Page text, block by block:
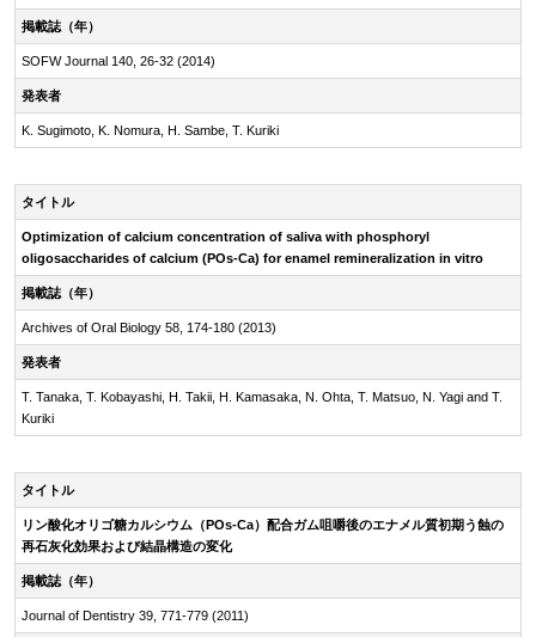
掲載誌（年）
SOFW Journal 140, 26-32 (2014)
発表者
K. Sugimoto, K. Nomura, H. Sambe, T. Kuriki
タイトル
Optimization of calcium concentration of saliva with phosphoryl
oligosaccharides of calcium (POs-Ca) for enamel remineralization in vitro
掲載誌（年）
Archives of Oral Biology 58, 174-180 (2013)
発表者
T. Tanaka, T. Kobayashi, H. Takii, H. Kamasaka, N. Ohta, T. Matsuo, N. Yagi and T.
Kuriki
タイトル
リン酸化オリゴ糖カルシウム（POs-Ca）配合ガム咀嚼後のエナメル質初期う蝕の
再石灰化効果および結晶構造の変化
掲載誌（年）
Journal of Dentistry 39, 771-779 (2011)